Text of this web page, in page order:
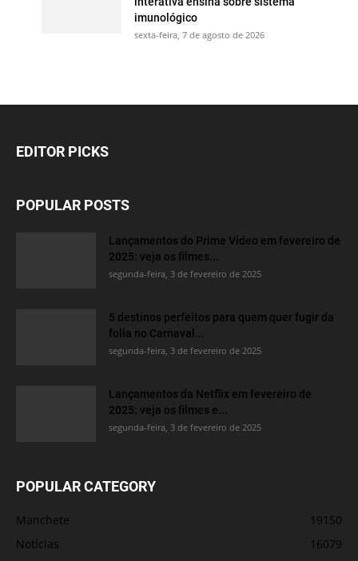
imunológico
sexta-feira, 7 de agosto de 2026
EDITOR PICKS
POPULAR POSTS
Lançamentos do Prime Video em fevereiro de
2025: veja os filmes...
segunda-feira, 3 de fevereiro de 2025
5 destinos perfeitos para quem quer fugir da
folia no Carnaval...
segunda-feira, 3 de fevereiro de 2025
Lançamentos da Netflix em fevereiro de
2025: veja os filmes e...
segunda-feira, 3 de fevereiro de 2025
POPULAR CATEGORY
Manchete
19150
Notícias
16079